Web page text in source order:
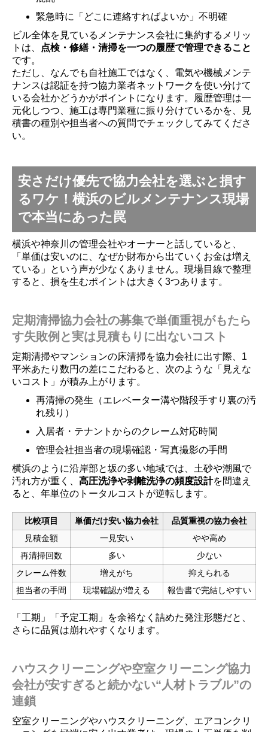
緊急時に「どこに連絡すればよいか」不明確
ビル全体を見ているメンテナンス会社に集約するメリッ
トは、
点検・修繕・清掃を一つの履歴で管理できること
です。
ただし、なんでも自社施工ではなく、電気や機械メンテ
ナンスは認証を持つ協力業者ネットワークを使い分けて
いる会社かどうかがポイントになります。履歴管理は一
元化しつつ、施工は専門業種に振り分けているかを、見
積書の種別や担当者への質問でチェックしてみてくださ
い。
安さだけ優先で協力会社を選ぶと損す
るワケ！横浜のビルメンテナンス現場
で本当にあった罠
横浜や神奈川の管理会社やオーナーと話していると、
「単価は安いのに、なぜか財布から出ていくお金は増え
ている」という声が少なくありません。現場目線で整理
すると、損を生むポイントは大きく3つあります。
定期清掃協力会社の募集で単価重視がもたら
す失敗例と実は見積もりに出ないコスト
定期清掃やマンションの床清掃を協力会社に出す際、1
平米あたり数円の差にこだわると、次のような「見えな
いコスト」が積み上がります。
再清掃の発生（エレベーター溝や階段手すり裏の汚
れ残り）
入居者・テナントからのクレーム対応時間
管理会社担当者の現場確認・写真撮影の手間
横浜のように沿岸部と坂の多い地域では、土砂や潮風で
汚れ方が重く、 高圧洗浄や剥離洗浄の頻度設計を間違え
ると、年単位のトータルコストが逆転します。
比較項目 単価だけ安い協力会社
品質重視の協力会社
見積金額
一見安い
やや高め
再清掃回数
多い
少ない
クレーム件数
増えがち
抑えられる
担当者の手間
現場確認が増える 報告書で完結しやすい
「工期」「予定工期」を余裕なく詰めた発注形態だと、
さらに品質は崩れやすくなります。
ハウスクリーニングや空室クリーニング協力
会社が安すぎると続かない“人材トラブル”の
連鎖
空室クリーニングやハウスクリーニング、エアコンクリ